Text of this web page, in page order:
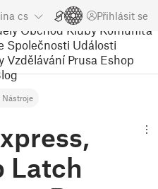
cs Přihlásit se
Obchod Kluby Komunita
Společnosti Události
Vzdělávání Prusa Eshop
Nástroje
Latch